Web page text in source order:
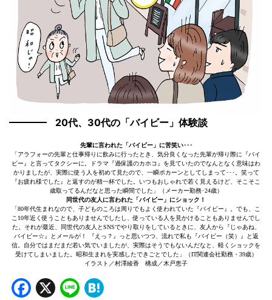
20代、30代の「バイビー」体験談
先輩に言われた「バイビー」に苦笑い･･･
「アラフォーの先輩と仕事帰りに飲みに行ったとき、気分良くなった先輩が帰り際に『バイ
ビー』と言ってタクシーに。ドラマ『過保護のカホコ』を見ていたのでなんとなく意味はわ
かりましたが、実際に使う人を初めて見たので、一瞬ポカーンとしてしまって･･･。笑って
『お疲れ様でした』と返すのが精一杯でした。いつもおしゃれで若く見えるけど、そこそこ
歳取ってるんだなと思った瞬間でした」（メーカー勤務･24歳）
同世代の友人に言われた「バイビー」にショック！
「80年代生まれなので、子どものころは周りでもよく使われていた『バイビー』。でも、こ
こ10年近く使うこともありませんでしたし、使っている人を見かけることもありませんでし
た。それが最近、同世代の友人とSNSでやり取りをしているときに、友人から『じゃあね、
バイビー☆』とメールが！ 『えっ？』っと思いつつ、流れで私も『バイビー（笑）』と返
信。自分ではまだまだ若い気でいましたが、実際はそうでもないんだなと、軽くショックを
受けてしまいました。昭和生まれを実感したできごとでした」（IT関連会社勤務・39歳）
イラスト／村澤綾香 構成／木戸恵子
Facebook
X Line